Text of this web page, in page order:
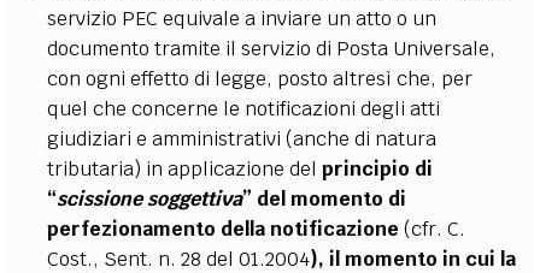
servizio PEC equivale a inviare un atto o un
documento tramite il servizio di Posta Universale,
con ogni effetto di legge, posto altresì che, per
quel che concerne le notificazioni degli atti
giudiziari e amministrativi (anche di natura
tributaria) in applicazione delprincipio di
“scissione soggettiva” del momento di
perfezionamento della notificazione(cfr. C.
Cost., Sent. n. 28 del 01.2004), il momento in cui la